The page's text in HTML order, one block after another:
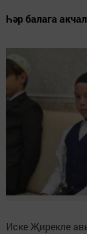
Һәр балага
Иске Җирекле